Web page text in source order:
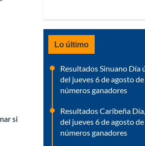
si
Lo último
Resultados Sinuano Día
del jueves 6 de agosto
números ganadores
Resultados Caribeña
del jueves 6 de agosto
números ganadores